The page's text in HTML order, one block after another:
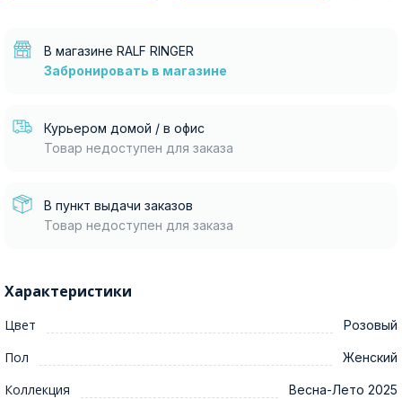
В магазине RALF RINGER
Забронировать в магазине
Курьером домой / в офис
Товар недоступен для заказа
В пункт выдачи заказов
Товар недоступен для заказа
Характеристики
Цвет Розовый
Пол Женский
Коллекция Весна-Лето 2025